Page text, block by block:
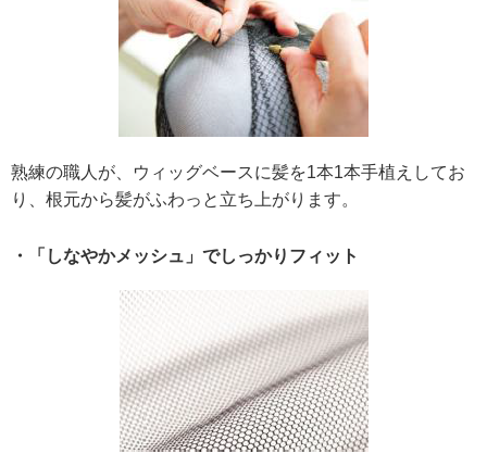
熟練の職人が、ウィッグベースに髪を1本1本手植えしてお
り、根元から髪がふわっと立ち上がります。
・「しなやかメッシュ」でしっかりフィット